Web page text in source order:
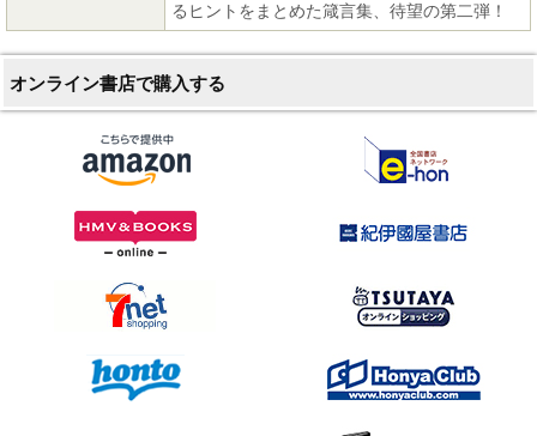
るヒントをまとめた箴言集、待望の第二弾！
オンライン書店で購入する